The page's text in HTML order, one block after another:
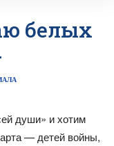
белых
души» и хотим
— детей войны,